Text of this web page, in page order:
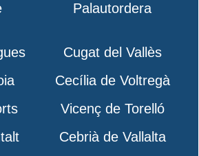
Palautordera
Cugat del Vallès
Cecília de Voltregà
Vicenç de Torelló
Cebrià de Vallalta